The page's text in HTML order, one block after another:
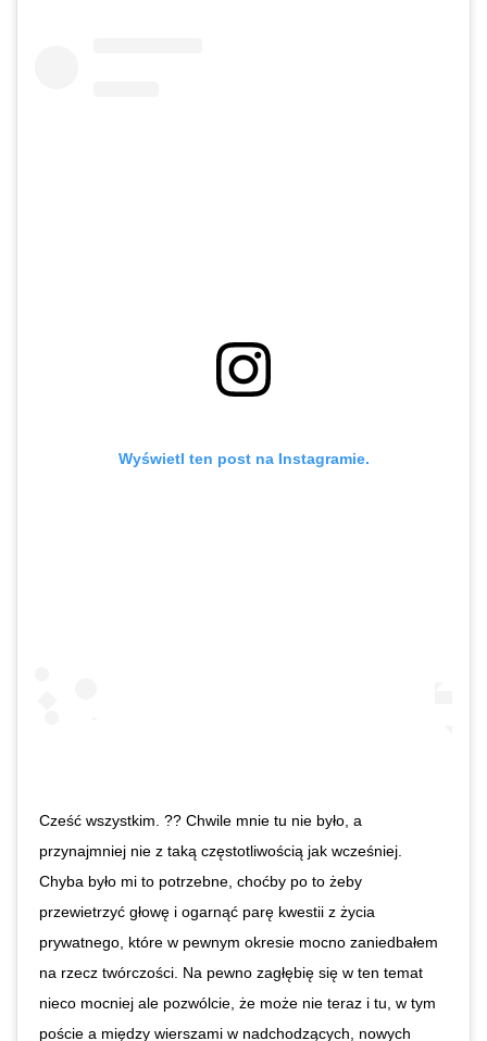
Wyświetl ten post na Instagramie.
Cześć wszystkim. ?? Chwile mnie tu nie było, a
przynajmniej nie z taką częstotliwością jak wcześniej.
Chyba było mi to potrzebne, choćby po to żeby
przewietrzyć głowę i ogarnąć parę kwestii z życia
prywatnego, które w pewnym okresie mocno zaniedbałem
na rzecz twórczości. Na pewno zagłębię się w ten temat
nieco mocniej ale pozwólcie, że może nie teraz i tu, w tym
poście a między wierszami w nadchodzących, nowych